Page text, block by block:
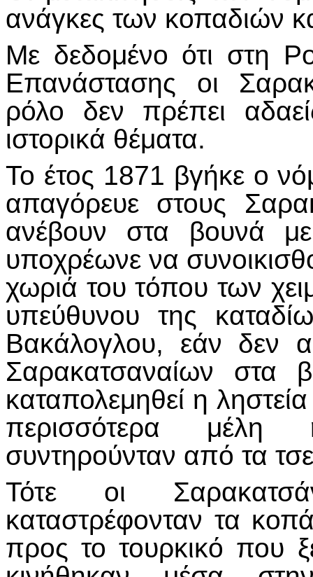
ανάγκες των κοπαδιών
Με δεδομένο ότι στη
Επανάστασης οι
ρόλο δεν πρέπει
ιστορικά θέματα.
Το έτος 1871 βγήκε ο
απαγόρευε στους
ανέβουν στα βουνά
υποχρέωνε να
χωριά του τόπου των
υπεύθυνου της
Βακάλογλου, εάν δεν
Σαρακατσαναίων
καταπολεμηθεί η ληστεία
περισσότερα μέλη
συντηρούνταν από τα
Τότε οι
καταστρέφονταν τα
προς το τουρκικό που